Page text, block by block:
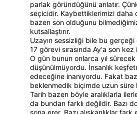
parlak göründüğünü anlatır.
seçicidir. Kaybettiklerimizi daha
bazen son olduğunu
kutsallaştırır.
Uzayın sessizliği bile bu
17 görevi sırasında Ay'a son kez
O gün bunun onlarca yıl
düşünülmüyordu. İnsanlık
edeceğine inanıyordu. Fakat
beklenmedik biçimde uzun süre
Tarih bazen böyle aralıklarla
da bundan farklı değildir. Bazı
sona erer. Bazı alışkanlıklar